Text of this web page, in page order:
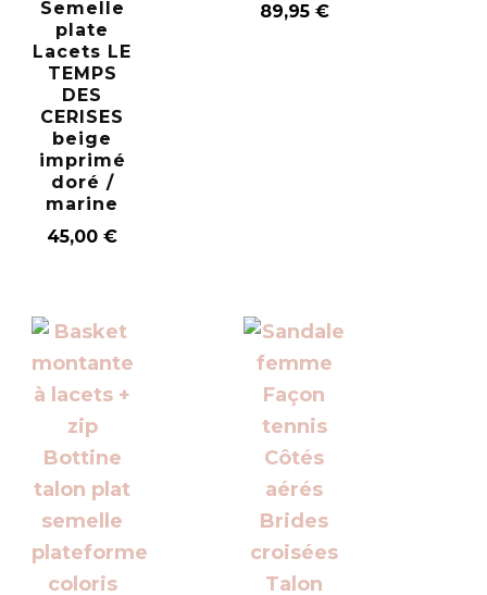
Semelle
plate
Lacets LE
TEMPS
DES
CERISES
beige
imprimé
doré /
marine
45,00€
89,95 €